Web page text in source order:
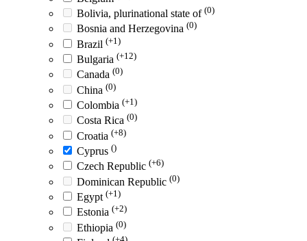
Bolivia, plurinational state of (0)
Bosnia and Herzegovina (0)
Brazil (+1)
Bulgaria (+12)
Canada (0)
China (0)
Colombia (+1)
Costa Rica (0)
Croatia (+8)
Cyprus ()
Czech Republic (+6)
Dominican Republic (0)
Egypt (+1)
Estonia (+2)
Ethiopia (0)